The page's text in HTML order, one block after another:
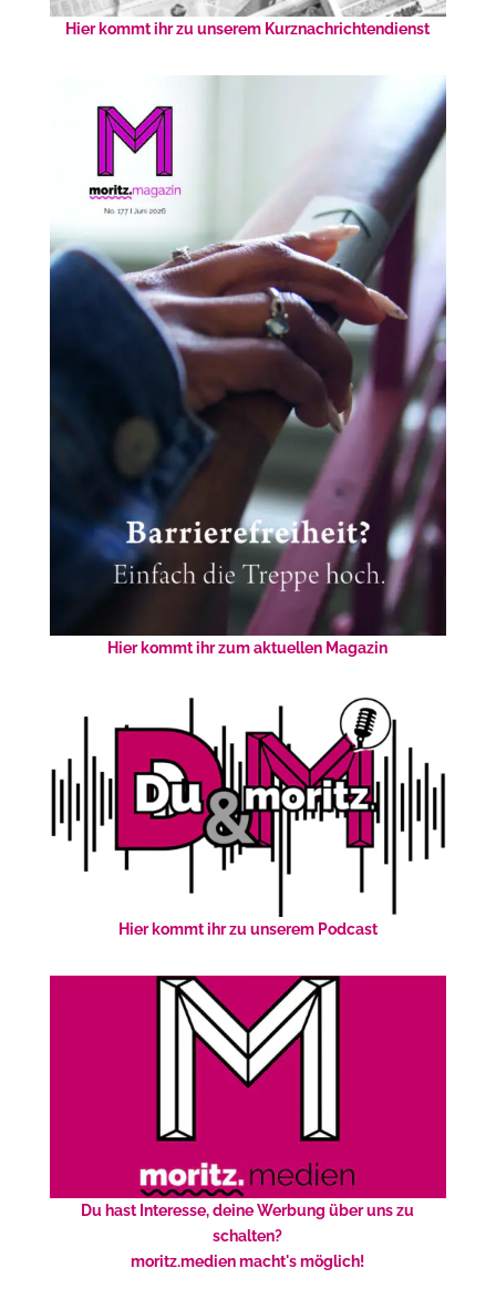
Hier kommt ihr zu unserem Kurznachrichtendienst
Hier kommt ihr zum aktuellen Magazin
Hier kommt ihr zu unserem Podcast
Du hast Interesse, deine Werbung über uns zu
schalten?
moritz.medien macht's möglich!